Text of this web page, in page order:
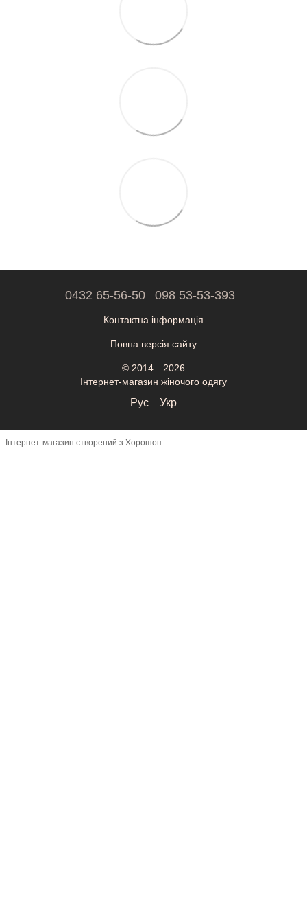
0432 65-56-50 098 53-53-393
Контактна інформація
Повна версія сайту
© 2014—2026
Інтернет-магазин жіночого одягу
Рус Укр
Інтернет-магазин створений з Хорошоп